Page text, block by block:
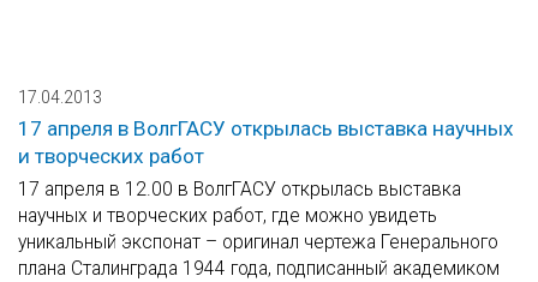
17.04.2013
17 апреля в ВолгГАСУ открылась выставка научных
и творческих работ
17 апреля в 12.00 в ВолгГАСУ открылась выставка
научных и творческих работ, где можно увидеть
уникальный экспонат – оригинал чертежа Генерального
плана Сталинграда 1944 года, подписанный академиком